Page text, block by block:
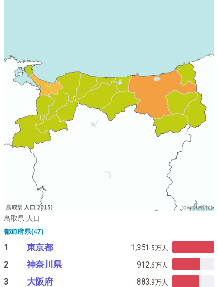
鳥取県 人口
都道府県(47)
1 東京都 1,351 .5万人
2 神奈川県 912 .6万人
3 大阪府 883 .9万人